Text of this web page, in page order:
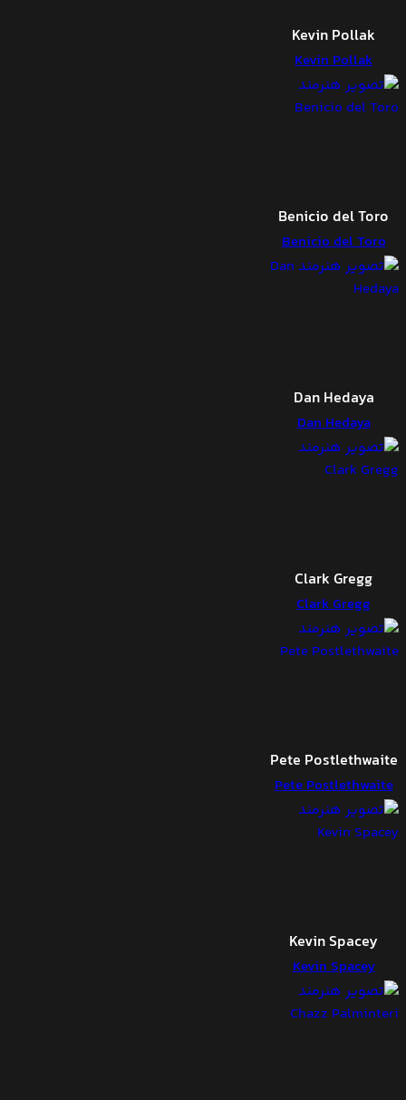
Kevin Pollak
Kevin Pollak
Benicio del Toro
Benicio del Toro
Dan Hedaya
Dan Hedaya
Clark Gregg
Clark Gregg
Pete Postlethwaite
Pete Postlethwaite
Kevin Spacey
Kevin Spacey